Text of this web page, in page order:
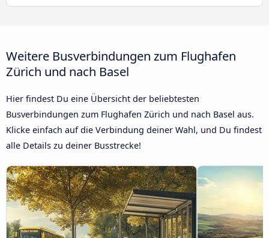
Weitere Busverbindungen zum Flughafen
Zürich und nach Basel
Hier findest Du eine Übersicht der beliebtesten
Busverbindungen zum Flughafen Zürich und nach Basel aus.
Klicke einfach auf die Verbindung deiner Wahl, und Du findest
alle Details zu deiner Busstrecke!